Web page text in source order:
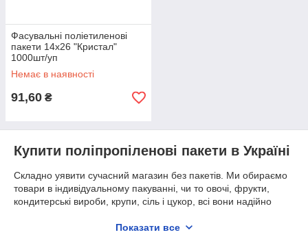
Фасувальні поліетиленові
пакети 14х26 "Кристал"
1000шт/уп
Немає в наявності
91,60 ₴
Купити поліпропіленові пакети в Україні
Складно уявити сучасний магазин без пакетів. Ми обираємо
товари в індивідуальному пакуванні, чи то овочі, фрукти,
кондитерські вироби, крупи, сіль і цукор, всі вони надійно
Упаковування має важливе значення під час зберігання і
Показати все